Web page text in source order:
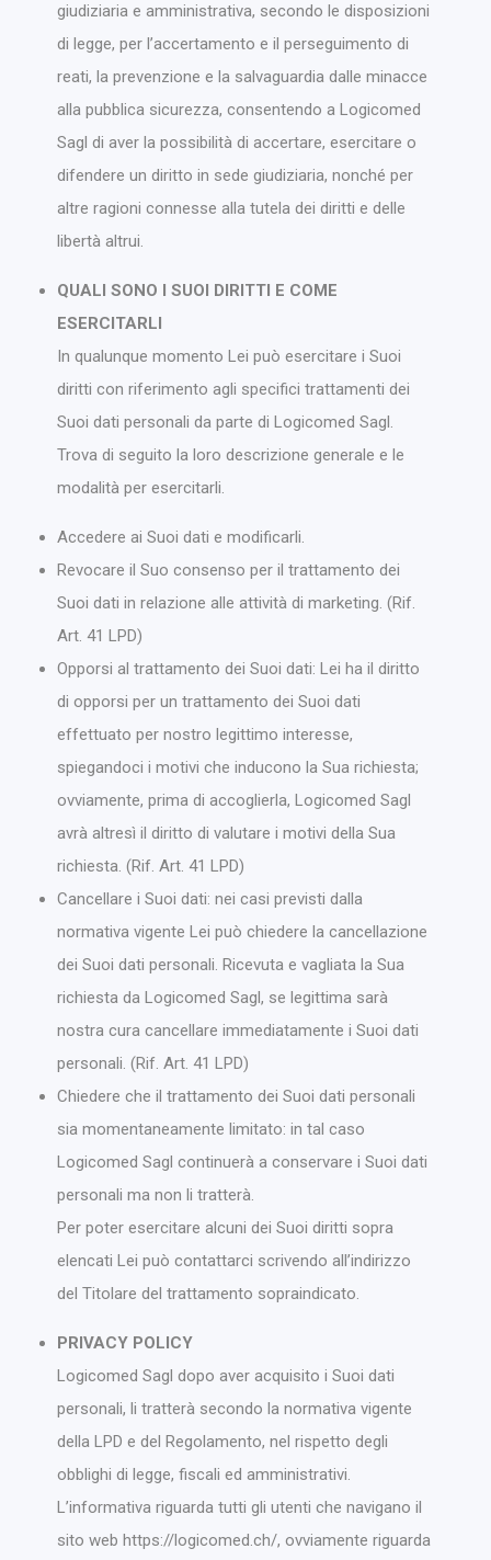
giudiziaria e amministrativa, secondo le disposizioni
di legge, per l’accertamento e il perseguimento di
reati, la prevenzione e la salvaguardia dalle minacce
alla pubblica sicurezza, consentendo a Logicomed
Sagl di aver la possibilità di accertare, esercitare o
difendere un diritto in sede giudiziaria, nonché per
altre ragioni connesse alla tutela dei diritti e delle
libertà altrui.
QUALI SONO I SUOI DIRITTI E COME
ESERCITARLI
In qualunque momento Lei può esercitare i Suoi
diritti con riferimento agli specifici trattamenti dei
Suoi dati personali da parte di Logicomed Sagl.
Trova di seguito la loro descrizione generale e le
modalità per esercitarli.
Accedere ai Suoi dati e modificarli.
Revocare il Suo consenso per il trattamento dei
Suoi dati in relazione alle attività di marketing. (Rif.
Art. 41 LPD)
Opporsi al trattamento dei Suoi dati: Lei ha il diritto
di opporsi per un trattamento dei Suoi dati
effettuato per nostro legittimo interesse,
spiegandoci i motivi che inducono la Sua richiesta;
ovviamente, prima di accoglierla, Logicomed Sagl
avrà altresì il diritto di valutare i motivi della Sua
richiesta. (Rif. Art. 41 LPD)
Cancellare i Suoi dati: nei casi previsti dalla
normativa vigente Lei può chiedere la cancellazione
dei Suoi dati personali. Ricevuta e vagliata la Sua
richiesta da Logicomed Sagl, se legittima sarà
nostra cura cancellare immediatamente i Suoi dati
personali. (Rif. Art. 41 LPD)
Chiedere che il trattamento dei Suoi dati personali
sia momentaneamente limitato: in tal caso
Logicomed Sagl continuerà a conservare i Suoi dati
personali ma non li tratterà.
Per poter esercitare alcuni dei Suoi diritti sopra
elencati Lei può contattarci scrivendo all’indirizzo
del Titolare del trattamento sopraindicato.
PRIVACY POLICY
Logicomed Sagl dopo aver acquisito i Suoi dati
personali, li tratterà secondo la normativa vigente
della LPD e del Regolamento, nel rispetto degli
obblighi di legge, fiscali ed amministrativi.
L’informativa riguarda tutti gli utenti che navigano il
sito web https://logicomed.ch/, ovviamente riguarda